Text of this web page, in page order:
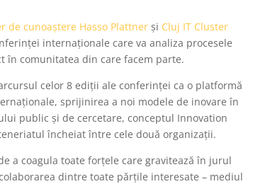
de cunoaștere Hasso Plattner și Cluj IT Cluster
internaționale care va analiza procesele
în comunitatea din care facem parte.
celor 8 ediții ale conferinței ca o platformă
sprijinirea a noi modele de inovare în
public și de cercetare, conceptul Innovation
încheiat între cele două organizații.
a coagula toate forțele care gravitează în jurul
dintre toate părțile interesate – mediul